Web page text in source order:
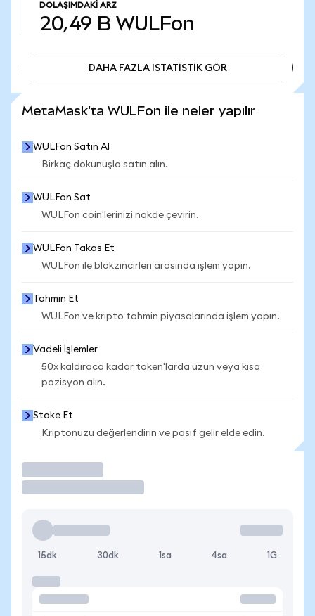
DOLAŞIMDAKI ARZ
20,49 B WULFon
DAHA FAZLA İSTATİSTİK GÖR
MetaMask'ta WULFon ile neler yapılır
WULFon Satın Al
Birkaç dokunuşla satın alın.
WULFon Sat
WULFon coin'lerinizi nakde çevirin.
WULFon Takas Et
WULFon ile blokzincirleri arasında işlem yapın.
Tahmin Et
WULFon ve kripto tahmin piyasalarında işlem yapın.
Vadeli İşlemler
50x kaldıraca kadar token'larda uzun veya kısa
pozisyon alın.
Stake Et
Kriptonuzu değerlendirin ve pasif gelir elde edin.
15dk 30dk 1sa 4sa 1G